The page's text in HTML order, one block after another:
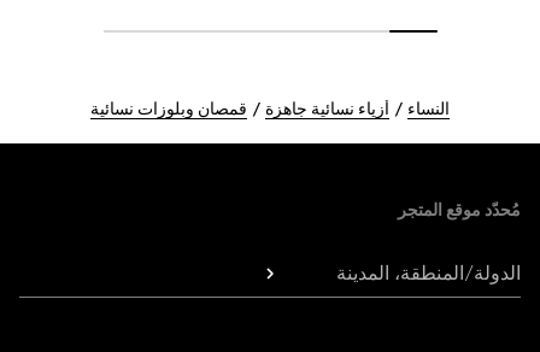
النساء أزياء نسائية جاهزة قمصان وبلوزات نسائية
مُحدّد موقع المتجر
الدولة/المنطقة، المدينة